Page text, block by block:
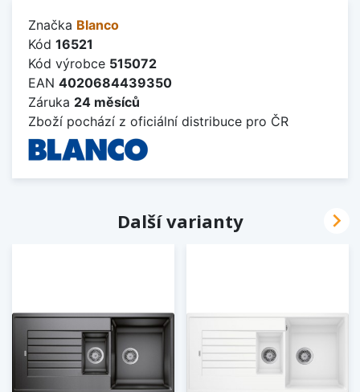
Značka Blanco
Kód 16521
Kód výrobce 515072
EAN 4020684439350
Záruka 24 měsíců
Zboží pochází z oficiální distribuce pro ČR
Další varianty 